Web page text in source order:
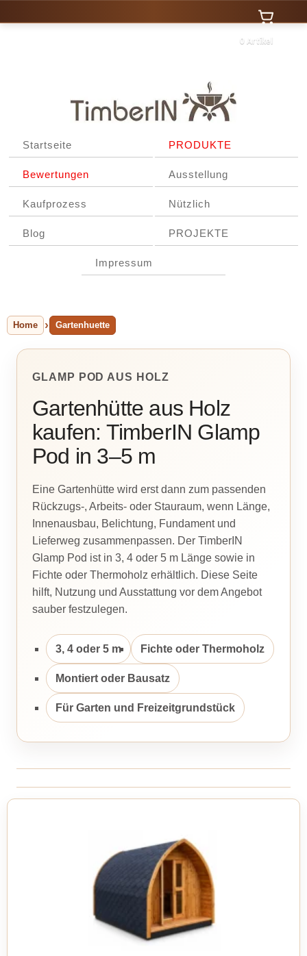
0 Artikel
Startseite PRODUKTE
Bewertungen Ausstellung
Kaufprozess Nützlich
Blog PROJEKTE
Impressum
Home Gartenhuette
GLAMP POD AUS HOLZ
Gartenhütte aus Holz
kaufen: TimberIN Glamp
Pod in 3–5 m
Eine Gartenhütte wird erst dann zum passenden
Rückzugs-, Arbeits- oder Stauraum, wenn Länge,
Innenausbau, Belichtung, Fundament und
Lieferweg zusammenpassen. Der TimberIN
Glamp Pod ist in 3, 4 oder 5 m Länge sowie in
Fichte oder Thermoholz erhältlich. Diese Seite
hilft, Nutzung und Ausstattung vor dem Angebot
sauber festzulegen.
3, 4 oder 5 m Fichte oder Thermoholz
Montiert oder Bausatz
Für Garten und Freizeitgrundstück